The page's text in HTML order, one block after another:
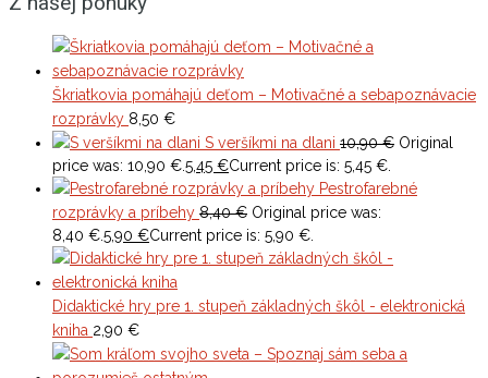
Škriatkovia pomáhajú deťom – Motivačné a sebapoznávacie
rozprávky 8,50 €
S veršíkmi na dlani 10,90€ Original
price was: 10,90 €.5,45 €Current price is: 5,45 €.
Pestrofarebné
rozprávky a príbehy 8,40€ Original price was:
8,40 €.5,90 €Current price is: 5,90 €.
Didaktické hry pre 1. stupeň základných škôl - elektronická
kniha 2,90 €